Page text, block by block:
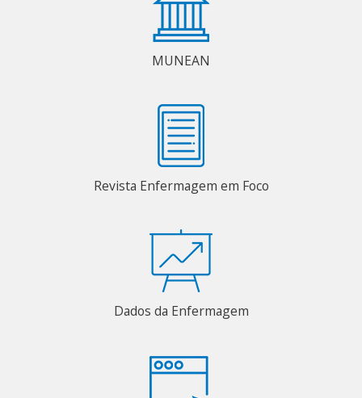
MUNEAN
Revista Enfermagem em Foco
Dados da Enfermagem